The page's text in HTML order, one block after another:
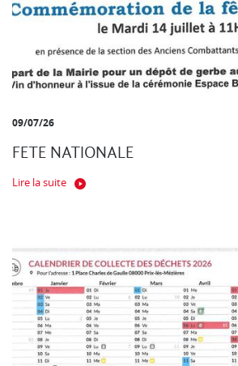
09/07/26
FETE NATIONALE
Lire la suite